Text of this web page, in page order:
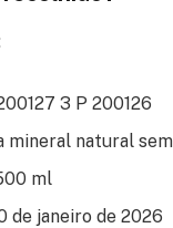
3 P 200126
mineral natural
ml
de janeiro de 2026